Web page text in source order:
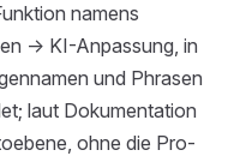
namens
→ KI-Anpassung, in
und Phrasen
laut Dokumentation
ohne die Pro-